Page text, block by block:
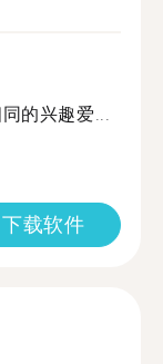
的兴趣爱...
下载软件